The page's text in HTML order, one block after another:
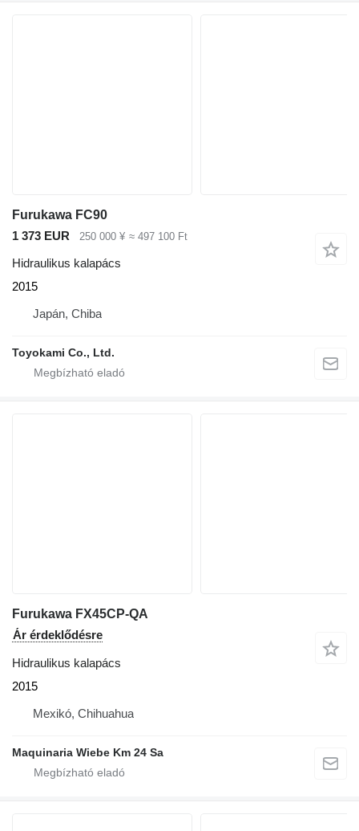
Furukawa FC90
1 373 EUR
250 000 ¥ ≈ 497 100 Ft
Hidraulikus kalapács
2015
Japán, Chiba
Toyokami Co., Ltd.
Furukawa FX45CP-QA
Ár érdeklődésre
Hidraulikus kalapács
2015
Mexikó, Chihuahua
Maquinaria Wiebe Km 24 Sa